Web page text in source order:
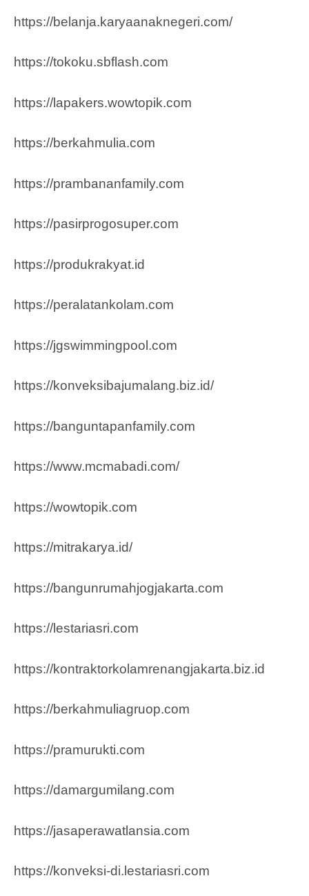
https://belanja.karyaanaknegeri.com/
https://tokoku.sbflash.com
https://lapakers.wowtopik.com
https://berkahmulia.com
https://prambananfamily.com
https://pasirprogosuper.com
https://produkrakyat.id
https://peralatankolam.com
https://jgswimmingpool.com
https://konveksibajumalang.biz.id/
https://banguntapanfamily.com
https://www.mcmabadi.com/
https://wowtopik.com
https://mitrakarya.id/
https://bangunrumahjogjakarta.com
https://lestariasri.com
https://kontraktorkolamrenangjakarta.biz.id
https://berkahmuliagruop.com
https://pramurukti.com
https://damargumilang.com
https://jasaperawatlansia.com
https://konveksi-di.lestariasri.com